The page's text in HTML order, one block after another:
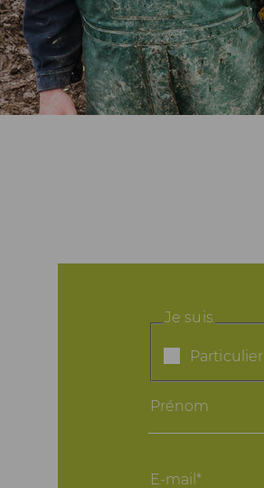
Actualités
Espace Pros & Presse
Je suis
Particulier
Prénom
E-